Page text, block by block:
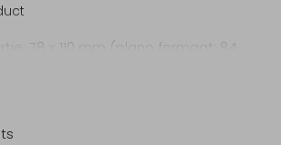
78 x 110 mm (plano formaat: 84
een gaatje voor de splitpen.
het kaartje. De